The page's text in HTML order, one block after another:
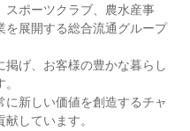
スポーツクラブ、農水産事
を展開する総合流通グループ
掲げ、お客様の豊かな暮らし
新しい価値を創造するチャ
しています。